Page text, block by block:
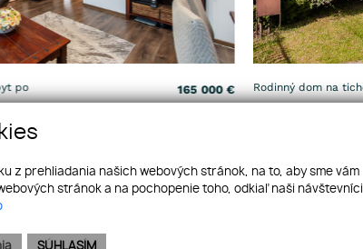
165 000€ Rodinný dom na tichej ulici, Veľký Šariš
z prehliadania našich webových stránok, na to, aby sme vám
stránok a na pochopenie toho, odkiaľ naši návštevníci